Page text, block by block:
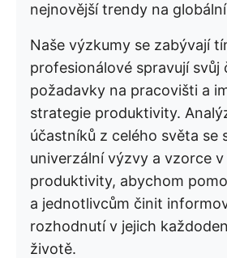
nejnovější trendy na
Naše výzkumy se zabývají
profesionálové spravují svůj
požadavky na pracovišti a
strategie produktivity.
účastníků z celého světa se
univerzální výzvy a vzorce
produktivity, abychom
a jednotlivcům činit
rozhodnutí v jejich
životě.